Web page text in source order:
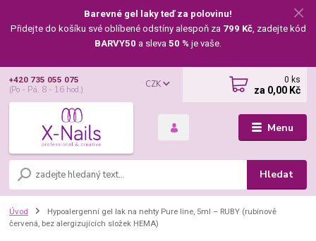
Barevné gel laky teď za polovinu!
Přidejte do košíku své oblíbené odstíny alespoň za 799 Kč, zadejte kód
BARVY50 a sleva 50 % je vaše.
Menu
CZK
Hledat
+420 735 055 075
(Po - Pá, 8 - 16 hod.)
0 ks
za 0,00 Kč
Úvod
Hypoalergenní gel lak na nehty Pure line, 5ml – RUBY (rubínově
červená, bez alergizujících složek HEMA)